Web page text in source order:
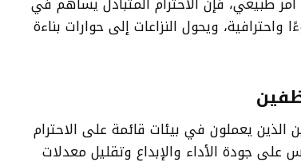
واحترافية، ويحول النزاعات إلى حوارات بناءة
الذين يعملون في بيئات قائمة على الاحترام
على جودة الأداء والإبداع وتقليل معدلات